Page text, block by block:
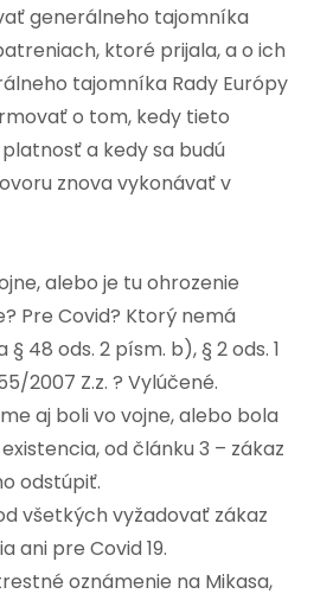
generálneho tajomníka
ktoré prijala, a o ich
tajomníka Rady Európy
o tom, kedy tieto
a kedy sa budú
znova vykonávať v
alebo je tu ohrozenie
Pre Covid? Ktorý nemá
48 ods. 2 písm. b), § 2 ods. 1
2007 Z.z. ? Vylúčené.
aj boli vo vojne, alebo bola
od článku 3 – zákaz
odstúpiť.
všetkých vyžadovať zákaz
ani pre Covid 19.
oznámenie na Mikasa,